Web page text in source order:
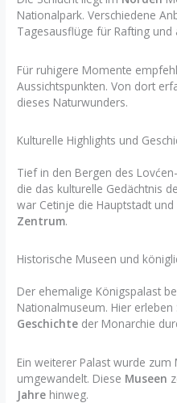
Nationalpark. Verschiedene
Tagesausflüge für Rafting und
Für ruhigere Momente
Aussichtspunkten. Von dort
dieses Naturwunders.
Kulturelle Highlights und
Tief in den Bergen des
die das kulturelle Gedächtnis
war Cetinje die Hauptstadt
Zentrum.
Historische Museen und
Der ehemalige Königspalast
Nationalmuseum. Hier
Geschichte der Monarchie
Ein weiterer Palast wurde
umgewandelt. Diese Museen
Jahre hinweg.